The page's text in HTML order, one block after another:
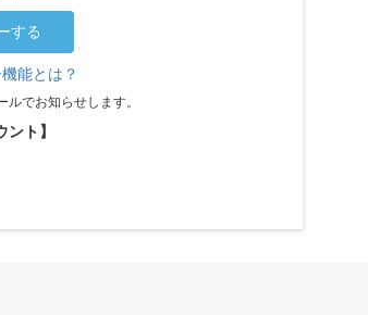
する
能とは？
ルでお知らせします。
ント】